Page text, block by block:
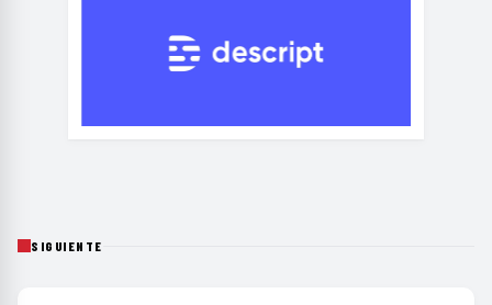
SIGUIENTE